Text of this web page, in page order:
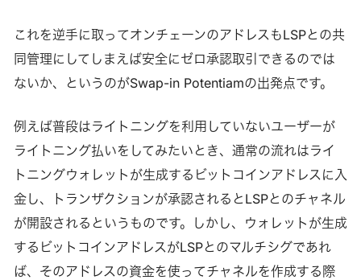
これを逆手に取ってオンチェーンのアドレスもLSPとの共
同管理にしてしまえば安全にゼロ承認取引できるのでは
ないか、というのがSwap-in Potentiamの出発点です。
例えば普段はライトニングを利用していないユーザーが
ライトニング払いをしてみたいとき、通常の流れはライ
トニングウォレットが生成するビットコインアドレスに入
金し、トランザクションが承認されるとLSPとのチャネル
が開設されるというものです。しかし、ウォレットが生成
するビットコインアドレスがLSPとのマルチシグであれ
ば、そのアドレスの資金を使ってチャネルを作成する際